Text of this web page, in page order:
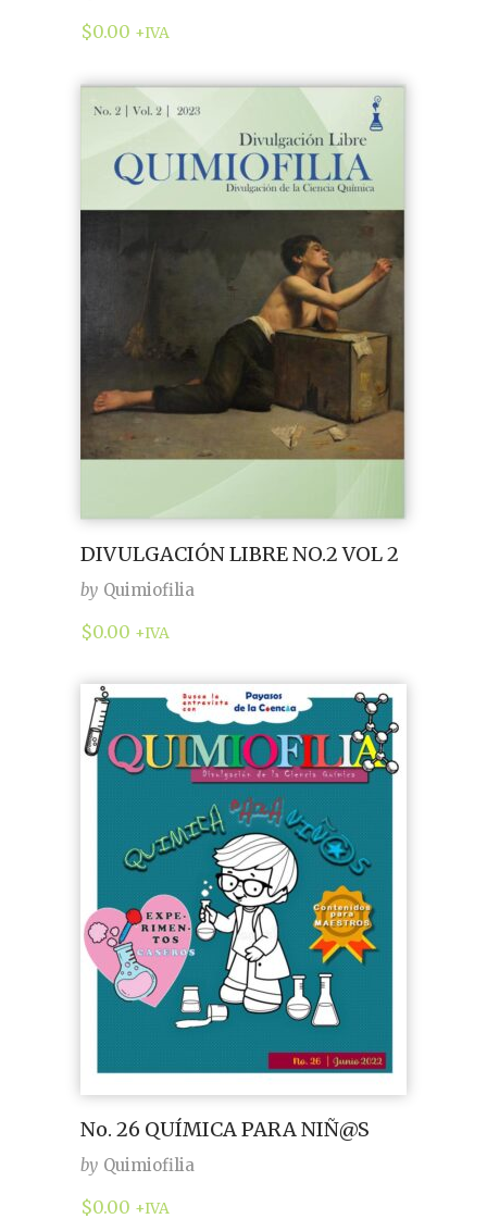
$0.00 +IVA
DIVULGACIÓN LIBRE NO.2 VOL 2
by Quimiofilia
$0.00 +IVA
No. 26 QUÍMICA PARA NIÑ@S
by Quimiofilia
$0.00 +IVA